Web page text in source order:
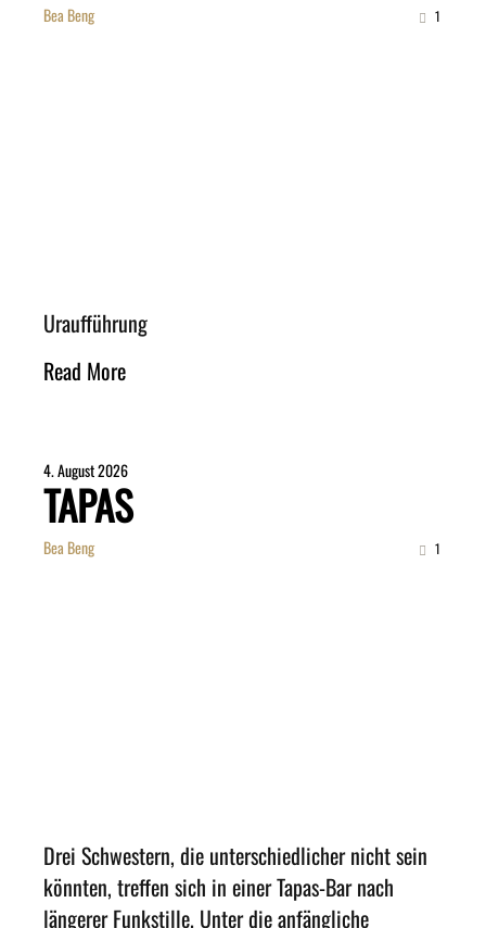
Bea Beng 1
Uraufführung
Read More
4. August 2026
TAPAS
Bea Beng 1
Drei Schwestern, die unterschiedlicher nicht sein
könnten, treffen sich in einer Tapas-Bar nach
längerer Funkstille. Unter die anfängliche